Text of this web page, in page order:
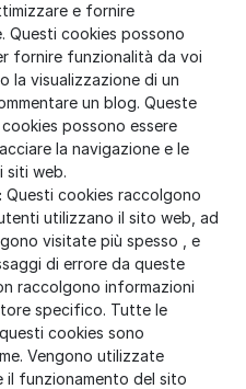
e fornire
Questi cookies possono
fornire funzionalità da voi
la visualizzazione di un
un blog. Queste
possono essere
la navigazione e le
siti web.
Questi cookies raccolgono
utilizzano il sito web, ad
visitate più spesso , e
di errore da queste
raccolgono informazioni
specifico. Tutte le
cookies sono
Vengono utilizzate
il funzionamento del sito